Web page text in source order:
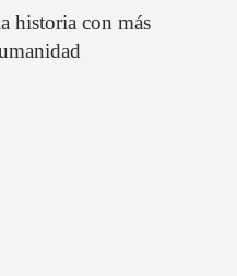
historia con más